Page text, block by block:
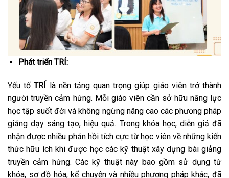
Phát triển TRÍ:
Yếu tốTRÍ là nền tảng quan trọng giúp giáo viên trở thành
người truyền cảm hứng. Mỗi giáo viên cần sở hữu năng lực
học tập suốt đời và không ngừng nâng cao các phương pháp
giảng dạy sáng tạo, hiệu quả. Trong khóa học, diễn giả đã
nhận được nhiều phản hồi tích cực từ học viên về những kiến
thức hữu ích khi được học các kỹ thuật xây dựng bài giảng
truyền cảm hứng. Các kỹ thuật này bao gồm sử dụng từ
khóa, sơ đồ hóa, kể chuyện và nhiều phương pháp khác, đã